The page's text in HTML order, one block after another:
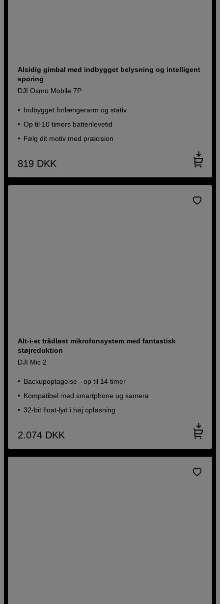
Alsidig gimbal med indbygget belysning og intelligent
sporing
DJI Osmo Mobile 7P
Indbygget forlængerarm og stativ
Op til 10 timers batterilevetid
Følg dit motiv med præcision
819 DKK
Alt-i-et trådløst mikrofonsystem med fantastisk
støjreduktion
DJI Mic 2
Backupoptagelse - op til 14 timer
Kompatibel med smartphone og kamera
32-bit float-lyd i høj opløsning
2.074 DKK